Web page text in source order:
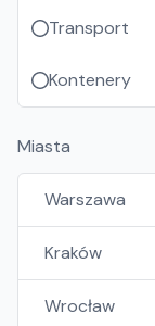
Transport
Kontenery
Miasta
Warszawa
Kraków
Wrocław